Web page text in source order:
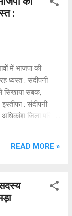
मिला भारी जनसमर्थन
सुखविंदर सिंह
वादाखिलाफी के
हैं, उससे साफ है कि वे
स्थिति में नहीं हैं।
कांग्रेस नेतृत्व
:
में भाजपा की
ध्वस्त : संदीपनी
सिखाया सबक,
: संदीपनी
जिला परिषद
नगर निकाय चुनावों
प्रदेश में भाजपा
ने कांग्रेस
READ MORE »
सदस्य